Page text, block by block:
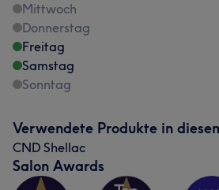
Mittwoch
Donnerstag
Freitag
Samstag
Sonntag
Verwendete Produkte in
CND Shellac
Salon Awards